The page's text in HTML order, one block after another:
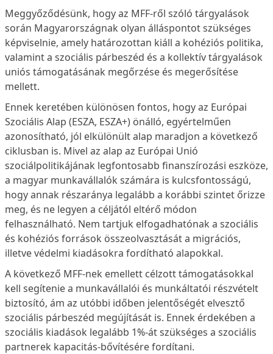
Meggyőződésünk, hogy az MFF-ről szóló tárgyalások
során Magyarországnak olyan álláspontot szükséges
képviselnie, amely határozottan kiáll a kohéziós politika,
valamint a szociális párbeszéd és a kollektív tárgyalások
uniós támogatásának megőrzése és megerősítése
mellett.
Ennek keretében különösen fontos, hogy az Európai
Szociális Alap (ESZA, ESZA+) önálló, egyértelműen
azonosítható, jól elkülönült alap maradjon a következő
ciklusban is. Mivel az alap az Európai Unió
szociálpolitikájának legfontosabb finanszírozási eszköze,
a magyar munkavállalók számára is kulcsfontosságú,
hogy annak részaránya legalább a korábbi szintet őrizze
meg, és ne legyen a céljától eltérő módon
felhasználható. Nem tartjuk elfogadhatónak a szociális
és kohéziós források összeolvasztását a migrációs,
illetve védelmi kiadásokra fordítható alapokkal.
A következő MFF-nek emellett célzott támogatásokkal
kell segítenie a munkavállalói és munkáltatói részvételt
biztosító, ám az utóbbi időben jelentőségét elvesztő
szociális párbeszéd megújítását is. Ennek érdekében a
szociális kiadások legalább 1%-át szükséges a szociális
partnerek kapacitás-bővítésére fordítani.